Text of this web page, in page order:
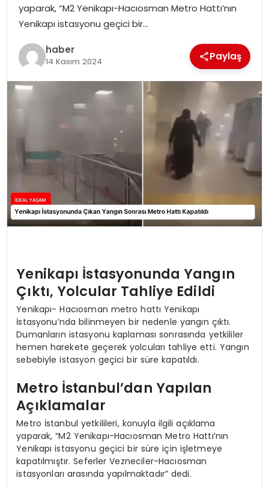
yaparak, “M2 Yenikapı-Hacıosman Metro Hattı’nın
Yenikapı istasyonu geçici bir…
haber
14 Kasım 2024 Paylaş
Yenikapı İstasyonunda Yangın
Çıktı, Yolcular Tahliye Edildi
Yenikapı- Hacıosman metro hattı Yenikapı
İstasyonu’nda bilinmeyen bir nedenle yangın çıktı.
Dumanların istasyonu kaplaması sonrasında yetkililer
hemen harekete geçerek yolcuları tahliye etti. Yangın
sebebiyle istasyon geçici bir süre kapatıldı.
Metro İstanbul’dan Yapılan
Açıklamalar
Metro İstanbul yetkilileri, konuyla ilgili açıklama
yaparak, “M2 Yenikapı-Hacıosman Metro Hattı’nın
Yenikapı istasyonu geçici bir süre için işletmeye
kapatılmıştır. Seferler Vezneciler-Hacıosman
istasyonları arasında yapılmaktadır” dedi.